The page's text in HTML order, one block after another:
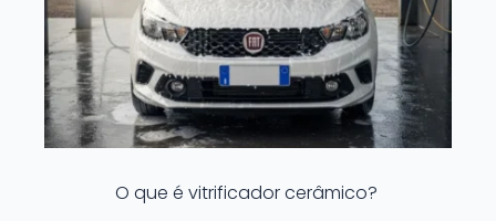
O que é vitrificador cerâmico?